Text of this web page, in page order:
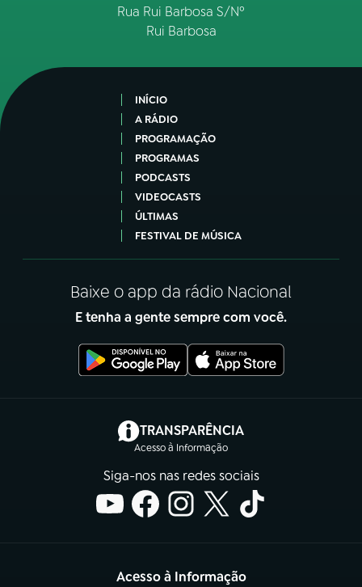
Rua Rui Barbosa S/Nº
Rui Barbosa
INÍCIO
A RÁDIO
PROGRAMAÇÃO
PROGRAMAS
PODCASTS
VIDEOCASTS
ÚLTIMAS
FESTIVAL DE MÚSICA
Baixe o app da rádio Nacional
E tenha a gente sempre com você.
TRANSPARÊNCIA
Acesso à Informação
(abre em nova aba)
Siga-nos nas redes sociais
Acesso à Informação